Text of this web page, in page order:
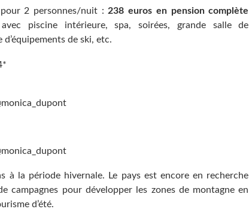
2 personnes/nuit :238 euros en pension complète
avec piscine intérieure, spa, soirées, grande salle de
de ski, etc.
à la période hivernale. Le pays est encore en recherche
campagnes pour développer les zones de montagne en
d’été.